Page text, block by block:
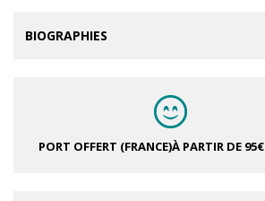
BIOGRAPHIES
PORT OFFERT (FRANCE)À PARTIR DE 95€